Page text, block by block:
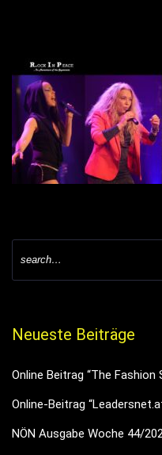
Neueste Beiträge
Online Beitrag “The Fashion
Online-Beitrag
NÖN Ausgabe Woche 44/